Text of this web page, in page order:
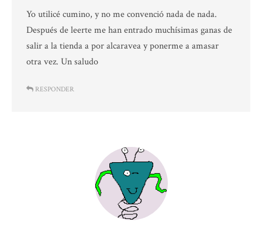
Yo utilicé cumino, y no me convenció nada de nada.
Después de leerte me han entrado muchísimas ganas de
salir a la tienda a por alcaravea y ponerme a amasar
otra vez. Un saludo
RESPONDER